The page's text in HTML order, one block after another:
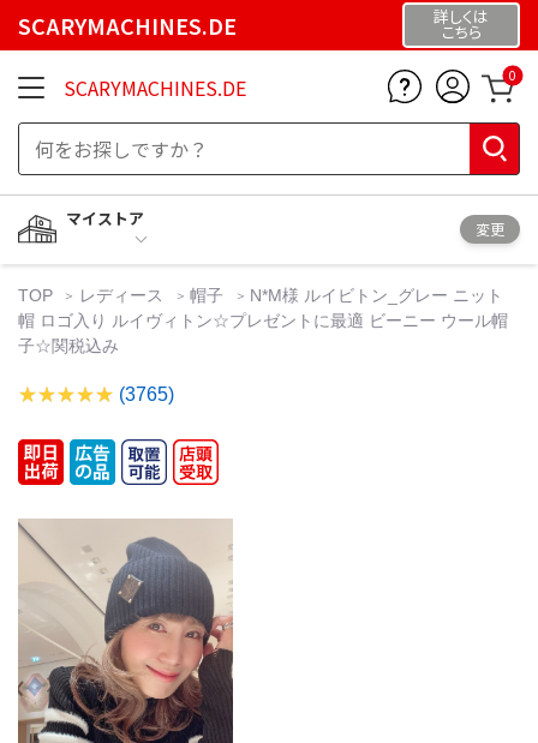
SCARYMACHINES.DE 詳しくは
こちら
SCARYMACHINES.DE 0
マイストア
変更
TOP レディース 帽子
N*M様 ルイビトン_グレー ニット
帽 ロゴ入り ルイヴィトン☆プレゼントに最適 ビーニー ウール帽
子☆関税込み
(3765)